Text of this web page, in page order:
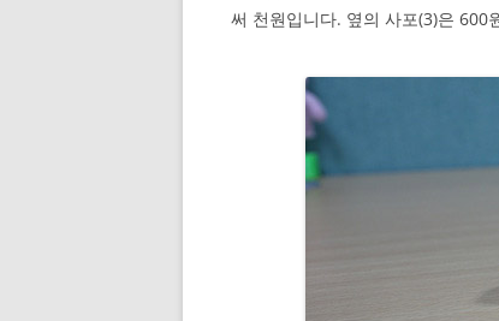
써 천원입니다. 옆의 사포(3)은 600